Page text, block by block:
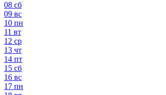
08 сб
09 вс
10 пн
11 вт
12 ср
13 чт
14 пт
15 сб
16 вс
17 пн